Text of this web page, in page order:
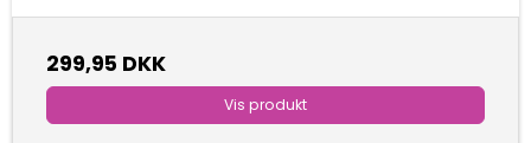
299,95 DKK
Vis produkt